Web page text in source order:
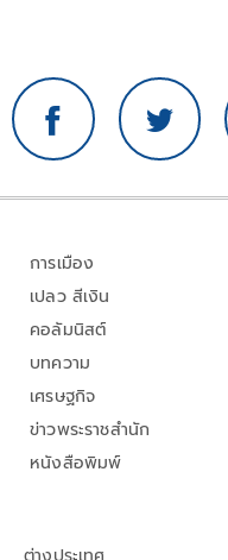
การเมือง
เปลว สีเงิน
คอลัมนิสต์
บทความ
เศรษฐกิจ
ข่าวพระราชสำนัก
หนังสือพิมพ์